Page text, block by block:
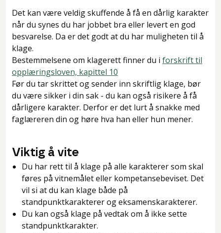
Det kan være veldig skuffende å få en dårlig karakter
når du synes du har jobbet bra eller levert en god
besvarelse. Da er det godt at du har muligheten til å
klage.
Bestemmelsene om klagerett finner du i forskrift til
opplæringsloven, kapittel 10
Før du tar skrittet og sender inn skriftlig klage, bør
du være sikker i din sak - du kan også risikere å få
dårligere karakter. Derfor er det lurt å snakke med
faglæreren din og høre hva han eller hun mener.
Viktig å vite
Du har rett til å klage på alle karakterer som skal
føres på vitnemålet eller kompetansebeviset. Det
vil si at du kan klage både på
standpunktkarakterer og eksamenskarakterer.
Du kan også klage på vedtak om å ikke sette
standpunktkarakter.